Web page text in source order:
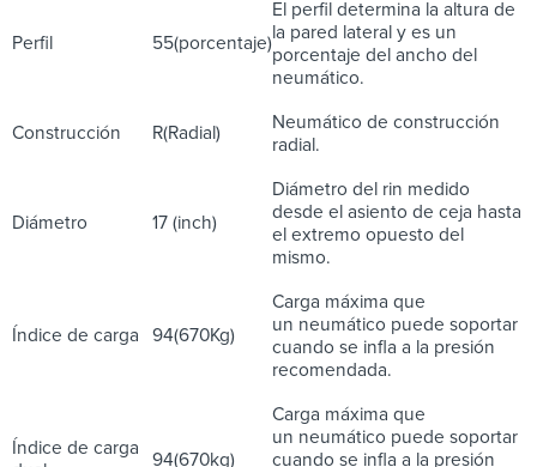
Perfil 55(porcentaje)
El perfil determina la altura de
la pared lateral y es un
porcentaje del ancho del
neumático.
Construcción R(Radial)
Neumático de construcción
radial.
Diámetro 17 (inch)
Diámetro del rin medido
desde el asiento de ceja hasta
el extremo opuesto del
mismo.
Índice de carga 94(670Kg)
Carga máxima que
un neumático puede soportar
cuando se infla a la presión
recomendada.
Índice de carga
94(670kg)
Carga máxima que
un neumático puede soportar
cuando se infla a la presión